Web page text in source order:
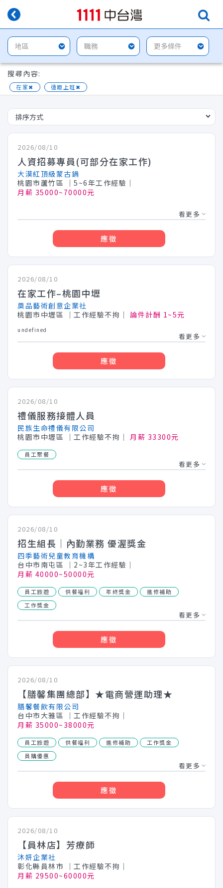
搜尋內容:
在家✖ 遠距上班✖
2026/08/10
人資招募專員(可部分在家工作)
大漠紅頂級蒙古鍋
桃園市蘆竹區
│5~6年工作經驗│
月薪 35000~70000元
看更多
應徵
2026/08/10
在家工作–桃園中壢
奠品藝術創意企業社
桃園市中壢區
│工作經驗不拘│ 論件計酬 1~5元
undefined
看更多
應徵
2026/08/10
禮儀服務接體人員
民族生命禮儀有限公司
桃園市中壢區
│工作經驗不拘│ 月薪 33300元
員工聚餐
看更多
應徵
2026/08/10
招生組長｜內勤業務 優渥獎金
四季藝術兒童教育機構
台中市南屯區
│2~3年工作經驗│
月薪 40000~50000元
員工旅遊 供餐福利 年終獎金
進修補助
工作獎金
看更多
應徵
2026/08/10
【膳馨集團總部】★電商營運助理★
膳馨餐飲有限公司
台中市大雅區
│工作經驗不拘│
月薪 35000~38000元
員工旅遊 供餐福利 進修補助
工作獎金
員購優惠
看更多
應徵
2026/08/10
【員林店】芳療師
沐妍企業社
彰化縣員林市
│工作經驗不拘│
月薪 29500~60000元